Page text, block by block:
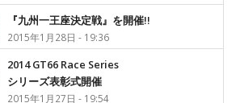
『九州一王座決定戦』を開催!!
2015年1月28日 - 19:36
2014 GT66 Race Series
シリーズ表彰式開催
2015年1月27日 - 19:54